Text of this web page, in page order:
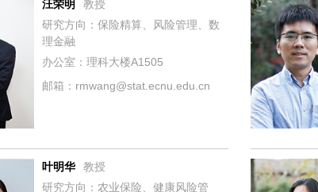
汪荣明
教授
研究方向：保险精算、风险管理、数
理金融
办公室：理科大楼A1505
邮箱：rmwang@stat.ecnu.edu.cn
叶明华
教授
研究方向：农业保险、健康风险管